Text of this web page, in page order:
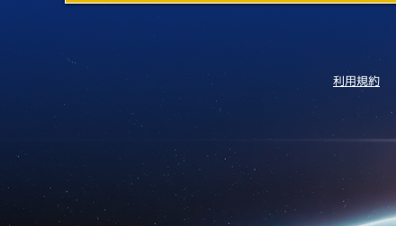
利用規約